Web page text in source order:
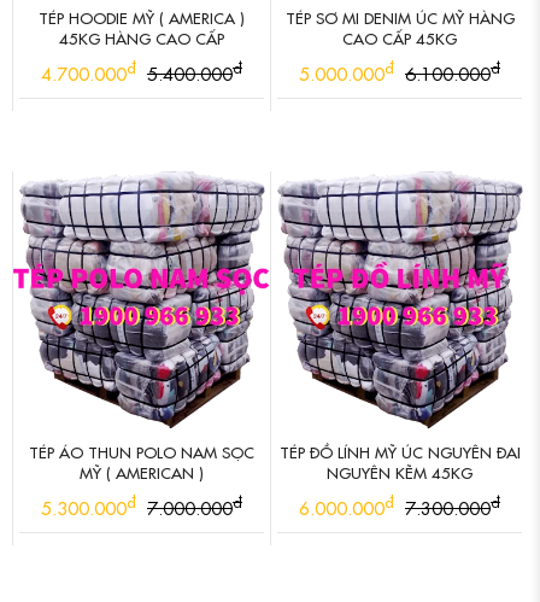
TÉP HOODIE MỸ ( AMERICA )
45KG HÀNG CAO CẤP
4.700.000đ 5.400.000đ
TÉP SƠ MI DENIM ÚC MỸ HÀNG
CAO CẤP 45KG
5.000.000đ 6.100.000đ
TÉP ÁO THUN POLO NAM SỌC
MỸ ( AMERICAN )
5.300.000đ 7.000.000đ
TÉP ĐỒ LÍNH MỸ ÚC NGUYÊN ĐAI
NGUYÊN KẼM 45KG
6.000.000đ 7.300.000đ